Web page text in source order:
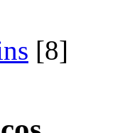
[8]